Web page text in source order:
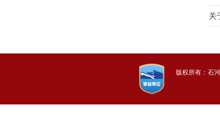
关
版权所有：石